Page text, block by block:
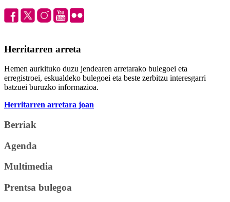
Herritarren arreta
Hemen aurkituko duzu jendearen arretarako bulegoei eta
erregistroei, eskualdeko bulegoei eta beste zerbitzu interesgarri
batzuei buruzko informazioa.
Herritarren arretara joan
Berriak
Agenda
Multimedia
Prentsa bulegoa